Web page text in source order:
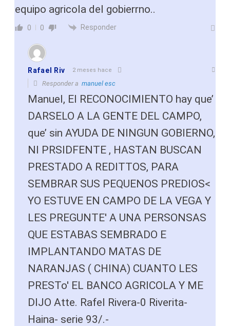
equipo agricola del gobierrno..
0 0 Responder
Rafael Riv 2 meses hace
Responder a manuel esc
Manuel, El RECONOCIMIENTO hay que’
DARSELO A LA GENTE DEL CAMPO,
que’ sin AYUDA DE NINGUN GOBIERNO,
NI PRSIDFENTE , HASTAN BUSCAN
PRESTADO A REDITTOS, PARA
SEMBRAR SUS PEQUENOS PREDIOS<
YO ESTUVE EN CAMPO DE LA VEGA Y
LES PREGUNTE' A UNA PERSONSAS
QUE ESTABAS SEMBRADO E
IMPLANTANDO MATAS DE
NARANJAS ( CHINA) CUANTO LES
PRESTo' EL BANCO AGRICOLA Y ME
DIJO Atte. Rafel Rivera-0 Riverita-
Haina- serie 93/.-